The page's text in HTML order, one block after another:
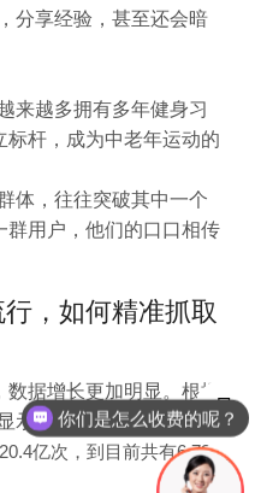
分享经验，甚至还会暗
来越多拥有多年健身习
标杆，成为中老年运动的
体，往往突破其中一个
群用户，他们的口口相传
，如何精准抓取
据增长更加明显。根据
示：
亿次，到目前共有6.73
你们是怎么收费的呢？
现在有优惠活动么？